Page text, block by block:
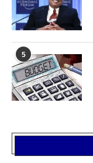
5